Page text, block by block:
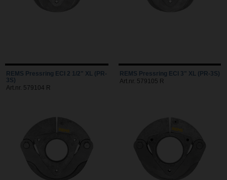
REMS Pressring ECI 2 1/2" XL (PR-
3S)
Art.nr. 579104 R
REMS Pressring ECI 3" XL (PR-3S)
Art.nr. 579105 R